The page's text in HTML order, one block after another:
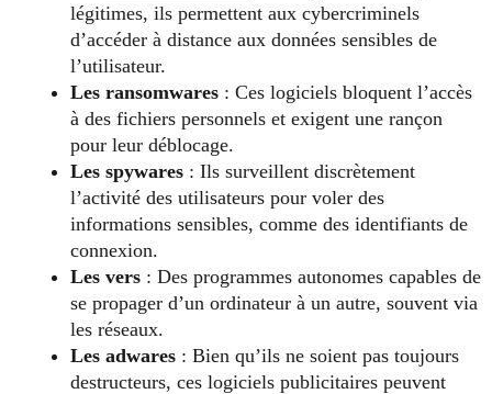
légitimes, ils permettent aux cybercriminels
d’accéder à distance aux données sensibles de
l’utilisateur.
Les ransomwares : Ces logiciels bloquent l’accès
à des fichiers personnels et exigent une rançon
pour leur déblocage.
Les spywares : Ils surveillent discrètement
l’activité des utilisateurs pour voler des
informations sensibles, comme des identifiants de
connexion.
Les vers : Des programmes autonomes capables de
se propager d’un ordinateur à un autre, souvent via
les réseaux.
Les adwares : Bien qu’ils ne soient pas toujours
destructeurs, ces logiciels publicitaires peuvent